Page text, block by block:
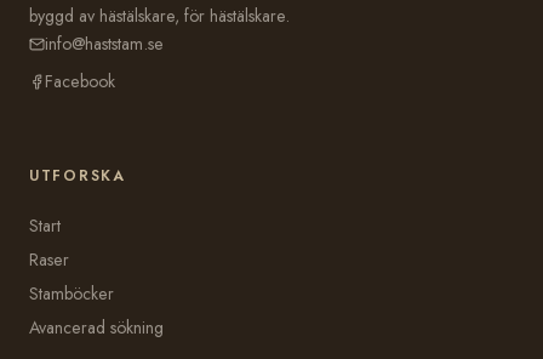
byggd av hästälskare, för hästälskare.
info@haststam.se
Facebook
UTFORSKA
Start
Raser
Stamböcker
Avancerad sökning